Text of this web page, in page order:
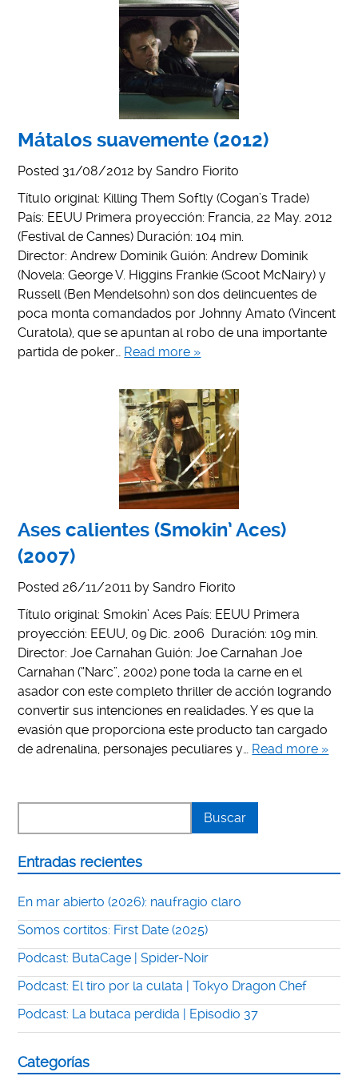
Mátalos suavemente (2012)
Posted 31/08/2012 bySandro Fiorito
Título original: Killing Them Softly (Cogan’s Trade)
País: EEUU Primera proyección: Francia, 22 May. 2012
(Festival de Cannes) Duración: 104 min.
Director: Andrew Dominik Guión: Andrew Dominik
(Novela: George V. Higgins Frankie (Scoot McNairy) y
Russell (Ben Mendelsohn) son dos delincuentes de
poca monta comandados por Johnny Amato (Vincent
Curatola), que se apuntan al robo de una importante
partida de poker… Read more »
Ases calientes (Smokin’ Aces)
(2007)
Posted 26/11/2011 bySandro Fiorito
Título original: Smokin’ Aces País: EEUU Primera
proyección: EEUU, 09 Dic. 2006 Duración: 109 min.
Director: Joe Carnahan Guión: Joe Carnahan Joe
Carnahan (“Narc”, 2002) pone toda la carne en el
asador con este completo thriller de acción logrando
convertir sus intenciones en realidades. Y es que la
evasión que proporciona este producto tan cargado
de adrenalina, personajes peculiares y… Read more »
Entradas recientes
En mar abierto (2026): naufragio claro
Somos cortitos: First Date (2025)
Podcast: ButaCage | Spider-Noir
Podcast: El tiro por la culata | Tokyo Dragon Chef
Podcast: La butaca perdida | Episodio 37
Categorías